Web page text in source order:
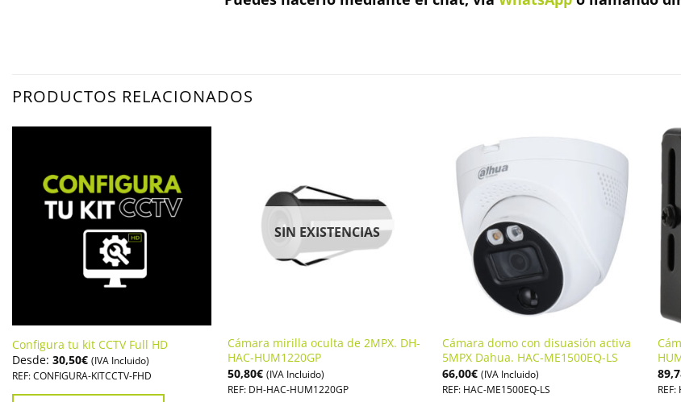
PRODUCTOS RELACIONADOS
Configura tu kit CCTV Full HD
Desde: 30,50€ (IVA Incluido)
REF: CONFIGURA-KITCCTV-FHD
SIN EXISTENCIAS
Cámara mirilla oculta de 2MPX. DH-
HAC-HUM1220GP
50,80€ (IVA Incluido)
REF: DH-HAC-HUM1220GP
Cámara domo con disuasión activa
5MPX Dahua. HAC-ME1500EQ-LS
66,00€ (IVA Incluido)
REF: HAC-ME1500EQ-LS